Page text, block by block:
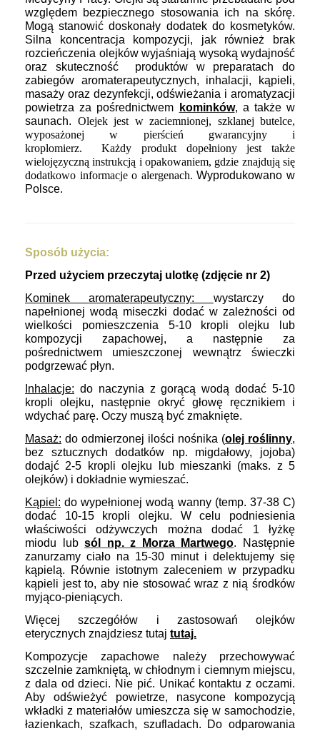
względem bezpiecznego stosowania ich na skórę.
Mogą stanowić doskonały dodatek do kosmetyków.
Silna koncentracja kompozycji, jak również brak
rozcieńczenia olejków wyjaśniają wysoką wydajność
oraz skuteczność produktów w preparatach do
zabiegów aromaterapeutycznych, inhalacji, kąpieli,
masaży oraz dezynfekcji, odświeżania i aromatyzacji
powietrza za pośrednictwem
kominków, a także w
saunach. Olejek jest w zaciemnionej, szklanej butelce,
wyposażonej w pierścień gwarancyjny i
kroplomierz. Każdy produkt dopełniony jest także
wielojęzyczną instrukcją i opakowaniem, gdzie znajdują się
dodatkowo informacje o alergenach. Wyprodukowano w
Polsce.
Sposób użycia:
Przed użyciem przeczytaj ulotkę (zdjęcie nr 2)
Kominek
aromaterapeutyczny: wystarczy do
napełnionej wodą miseczki dodać w zależności od
wielkości pomieszczenia 5-10 kropli olejku lub
kompozycji zapachowej, a następnie za
pośrednictwem umieszczonej wewnątrz świeczki
podgrzewać płyn.
Inhalacje: do naczynia z gorącą wodą dodać 5-10
kropli olejku, następnie okryć głowę ręcznikiem i
wdychać parę. Oczy muszą być zmaknięte.
Masaż: do odmierzonej ilości nośnika (olej roślinny,
bez sztucznych dodatków np. migdałowy, jojoba)
dodajć 2-5 kropli olejku lub mieszanki (maks. z 5
olejków) i dokładnie wymieszać.
Kąpiel: do wypełnionej wodą wanny (temp. 37-38 C)
dodać 10-15 kropli olejku. W celu podniesienia
właściwości odżywczych można dodać 1 łyżkę
miodu lubsól np. z Morza Martwego. Następnie
zanurzamy ciało na 15-30 minut i delektujemy się
kąpielą. Równie istotnym zaleceniem w przypadku
kąpieli jest to, aby nie stosować wraz z nią środków
myjąco-pieniących.
Więcej szczegółów i zastosowań olejków
eterycznych znajdziesz tutaj tutaj.
Kompozycje zapachowe należy przechowywać
szczelnie zamkniętą, w chłodnym i ciemnym miejscu,
z dala od dzieci. Nie pić. Unikać kontaktu z oczami.
Aby odświeżyć powietrze, nasycone kompozycją
wkładki z materiałów umieszcza się w samochodzie,
łazienkach, szafkach, szufladach. Do odparowania